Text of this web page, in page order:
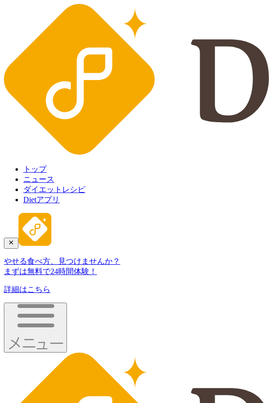
トップ
ニュース
ダイエットレシピ
Dietアプリ
やせる食べ方、見つけませんか？
まずは無料で24時間体験！
詳細はこちら